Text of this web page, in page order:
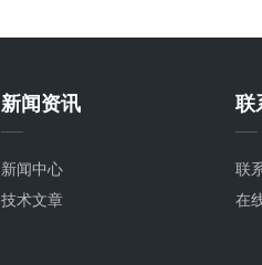
新闻资讯
新闻中心
技术文章
联
联
在